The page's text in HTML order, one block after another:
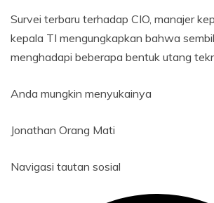
Survei terbaru terhadap CIO, manajer
kepala TI mengungkapkan bahwa
menghadapi beberapa bentuk utang
Anda mungkin menyukainya
Jonathan Orang Mati
Navigasi tautan sosial